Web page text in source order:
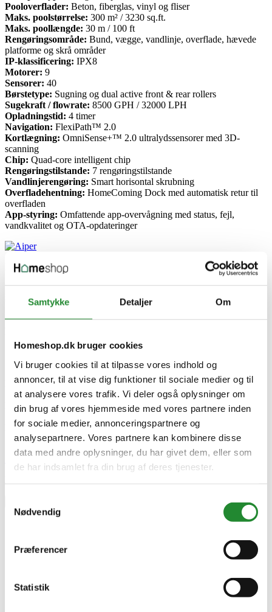
Samtykke Detaljer Om
Homeshop.dk bruger cookies
Vi bruger cookies til at tilpasse vores indhold og
annoncer, til at vise dig funktioner til sociale medier og til
at analysere vores trafik. Vi deler også oplysninger om
din brug af vores hjemmeside med vores partnere inden
for sociale medier, annonceringspartnere og
analysepartnere. Vores partnere kan kombinere disse
data med andre oplysninger, du har givet dem, eller som
de har indsamlet fra din brug af deres tjenester.
Nødvendig
Præferencer
Statistik
Pooloverflader: Beton, fiberglas, vinyl og fliser
Maks. poolstørrelse: 300 m² / 3230 sq.ft.
Maks. poollængde: 30 m / 100 ft
Rengøringsområde: Bund, vægge, vandlinje, overflade, hævede
platforme og skrå områder
IP-klassificering: IPX8
Motorer: 9
Sensorer: 40
Børstetype: Sugning og dual active front & rear rollers
Sugekraft / flowrate: 8500 GPH / 32000 LPH
Opladningstid: 4 timer
Navigation: FlexiPath™ 2.0
Kortlægning: OmniSense+™ 2.0 ultralydssensorer med 3D-
scanning
Chip: Quad-core intelligent chip
Rengøringstilstande: 7 rengøringstilstande
Vandlinjerengøring: Smart horisontal skrubning
Overfladehentning: HomeComing Dock med automatisk retur til
overfladen
App-styring: Omfattende app-overvågning med status, fejl,
vandkvalitet og OTA-opdateringer
Produktinformation
Produkttype
Poolrobot
Scuba
X1 Pro Max
Specifikke referencer
Lev. varenr.
100000472
EAN
6977676340072
EAN-13
6977676340072
Skriv produktanmeldelse
Aiper Scuba X1 Pro Max" Trådløs Pool Robot Grå